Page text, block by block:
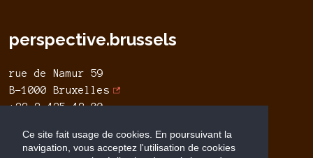
Ce site fait usage de cookies. En poursuivant la
navigation, vous acceptez l'utilisation de cookies
perspective.brussels
rue de Namur 59
B-1000 Bruxelles
+32 2 435 42 00